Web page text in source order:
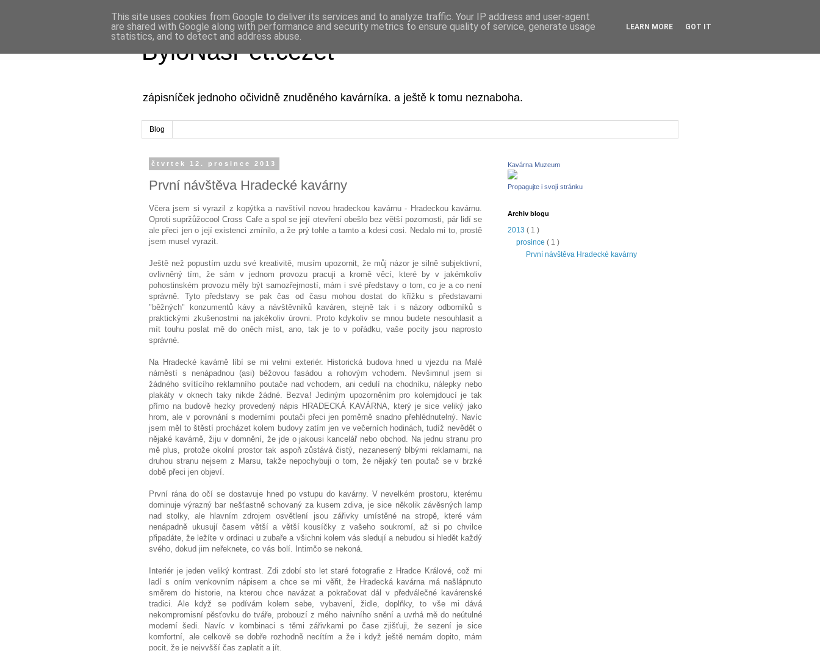
ByloNásPět.cézet
zápisníček jednoho očividně znuděného kavárníka. a ještě k tomu neznaboha.
Blog
čtvrtek 12. prosince 2013
První návštěva Hradecké kavárny
Včera jsem si vyrazil z kopýtka a navštívil novou hradeckou kavárnu - Hradeckou kavárnu.
Oproti supržůžocool Cross Cafe a spol se její otevření obešlo bez větší pozornosti, pár lidí se
ale přeci jen o její existenci zmínilo, a že prý tohle a tamto a kdesi cosi. Nedalo mi to, prostě
jsem musel vyrazit.
Ještě než popustím uzdu své kreativitě, musím upozornit, že můj názor je silně subjektivní,
ovlivněný tím, že sám v jednom provozu pracuji a kromě věcí, které by v jakémkoliv
pohostinském provozu měly být samozřejmostí, mám i své představy o tom, co je a co není
správně. Tyto představy se pak čas od času mohou dostat do křížku s představami
"běžných" konzumentů kávy a návštěvníků kaváren, stejně tak i s názory odborníků s
praktickými zkušenostmi na jakékoliv úrovni. Proto kdykoliv se mnou budete nesouhlasit a
mít touhu poslat mě do oněch míst, ano, tak je to v pořádku, vaše pocity jsou naprosto
správné.
Na Hradecké kavárně líbí se mi velmi exteriér. Historická budova hned u vjezdu na Malé
náměstí s nenápadnou (asi) béžovou fasádou a rohovým vchodem. Nevšimnul jsem si
žádného svítícího reklamního poutače nad vchodem, ani cedulí na chodníku, nálepky nebo
plakáty v oknech taky nikde žádné. Bezva! Jediným upozorněním pro kolemjdoucí je tak
přímo na budově hezky provedený nápis HRADECKÁ KAVÁRNA, který je sice veliký jako
hrom, ale v porovnání s moderními poutači přeci jen poměrně snadno přehlédnutelný. Navíc
jsem měl to štěstí procházet kolem budovy zatím jen ve večerních hodinách, tudíž nevědět o
nějaké kavárně, žiju v domnění, že jde o jakousi kancelář nebo obchod. Na jednu stranu pro
mě plus, protože okolní prostor tak aspoň zůstává čistý, nezanesený blbými reklamami, na
druhou stranu nejsem z Marsu, takže nepochybuji o tom, že nějaký ten poutač se v brzké
době přeci jen objeví.
První rána do očí se dostavuje hned po vstupu do kavárny. V nevelkém prostoru, kterému
dominuje výrazný bar nešťastně schovaný za kusem zdiva, je sice několik závěsných lamp
nad stolky, ale hlavním zdrojem osvětlení jsou zářivky umístěné na stropě, které vám
nenápadně ukusují časem větší a větší kousíčky z vašeho soukromí, až si po chvilce
připadáte, že ležíte v ordinaci u zubaře a všichni kolem vás sledují a nebudou si hledět každý
svého, dokud jim neřeknete, co vás bolí. Intimčo se nekoná.
Interiér je jeden veliký kontrast. Zdi zdobí sto let staré fotografie z Hradce Králové, což mi
ladí s oním venkovním nápisem a chce se mi věřit, že Hradecká kavárna má našlápnuto
směrem do historie, na kterou chce navázat a pokračovat dál v předválečné kavárenské
tradici. Ale když se podívám kolem sebe, vybavení, židle, doplňky, to vše mi dává
nekompromisní pěsťovku do tváře, probouzí z mého naivního snění a uvrhá mě do neútulné
moderní šedi. Navíc v kombinaci s těmi zářivkami po čase zjišťuji, že sezení je sice
komfortní, ale celkově se dobře rozhodně necítím a že i když ještě nemám dopito, mám
pocit, že je nejvyšší čas zaplatit a jít.
Kavárna Muzeum
Propagujte i svojí stránku
Archiv blogu
2013 ( 1 )
prosince( 1 )
První návštěva Hradecké kavárny
This site uses cookies from Google to deliver its services and to analyze traffic. Your IP address and user-agent
are shared with Google along with performance and security metrics to ensure quality of service, generate usage
statistics, and to detect and address abuse.
LEARN MORE GOT IT